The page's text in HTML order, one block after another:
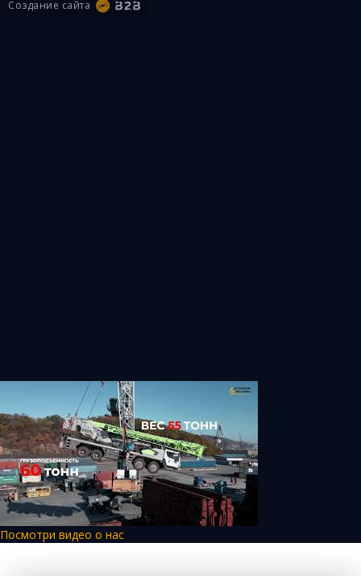
Создание сайта
Посмотри видео о нас